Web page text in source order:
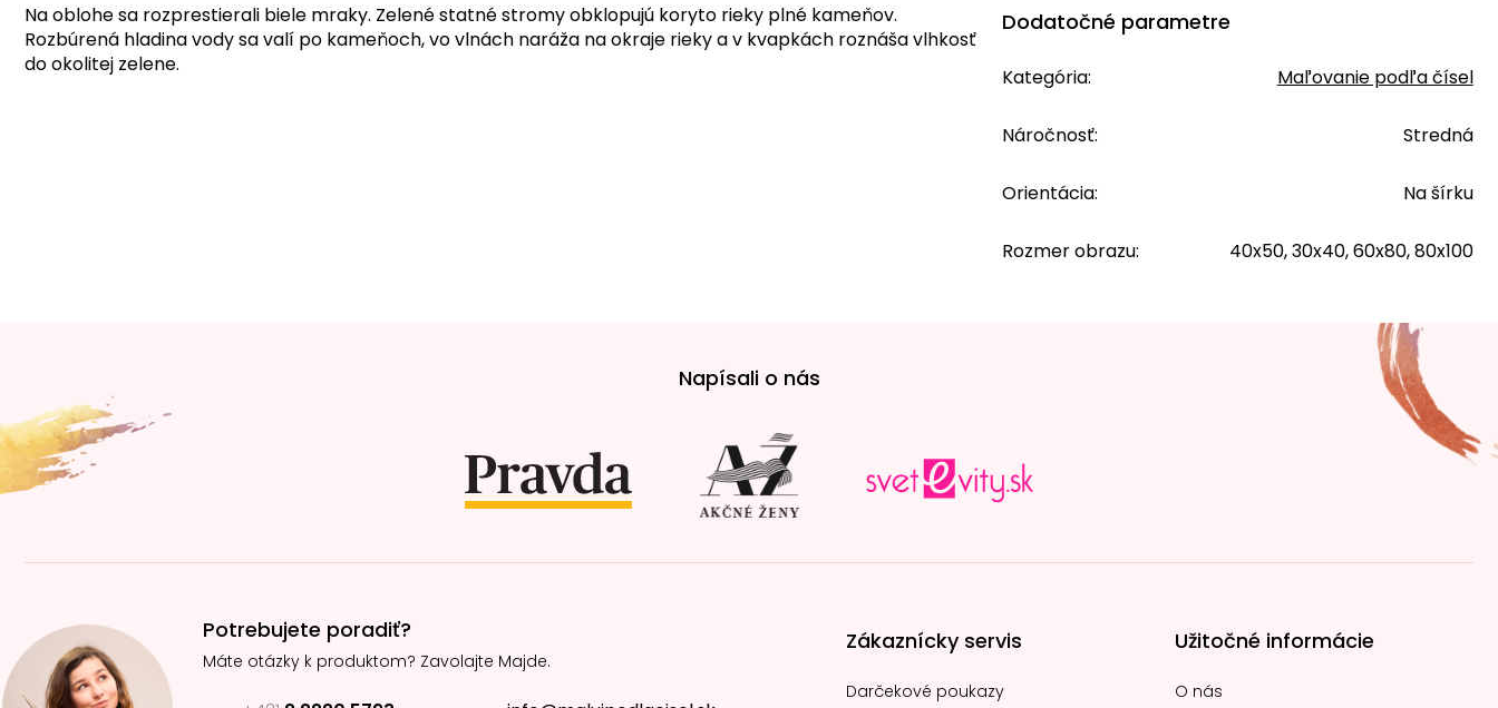
Na oblohe sa rozprestierali biele mraky. Zelené statné stromy obklopujú koryto rieky plné kameňov.
Rozbúrená hladina vody sa valí po kameňoch, vo vlnách naráža na okraje rieky a v kvapkách roznáša vlhkosť
do okolitej zelene.
Dodatočné parametre
Kategória: Maľovanie podľa čísel
Náročnosť: Stredná
Orientácia: Na šírku
Rozmer obrazu: 40x50, 30x40, 60x80, 80x100
t
i
e
Napísali o nás
Potrebujete poradiť?
Máte otázky k produktom? Zavolajte Majde.
Zákaznícky servis
Darčekové poukazy
Užitočné informácie
O nás